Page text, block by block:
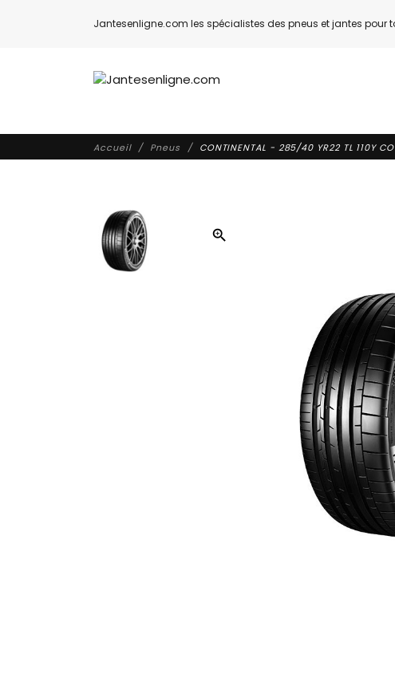
Jantesenligne.com les spécialistes des pneus et jantes pour
Accueil Pneus CONTINENTAL - 285/40 YR22 TL 110Y
zoom_in